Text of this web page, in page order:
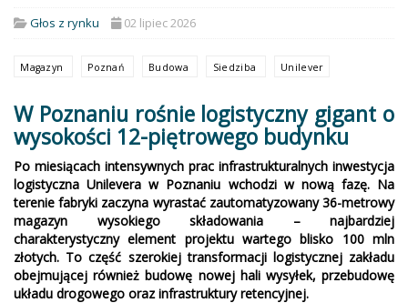
Głos z rynku 02 lipiec 2026
Magazyn Poznań Budowa Siedziba Unilever
W Poznaniu rośnie logistyczny gigant o
wysokości 12-piętrowego budynku
Po miesiącach intensywnych prac infrastrukturalnych inwestycja
logistyczna Unilevera w Poznaniu wchodzi w nową fazę. Na
terenie fabryki zaczyna wyrastać zautomatyzowany 36-metrowy
magazyn wysokiego składowania – najbardziej
charakterystyczny element projektu wartego blisko 100 mln
złotych. To część szerokiej transformacji logistycznej zakładu
obejmującej również budowę nowej hali wysyłek, przebudowę
układu drogowego oraz infrastruktury retencyjnej.